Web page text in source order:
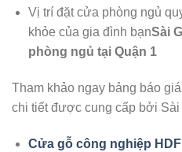
Vị trí đặt cửa phòng ngủ
khỏe của gia đình bạnSài
phòng ngủ tại Quận 1
Tham khảo ngay bảng báo
chi tiết được cung cấp bởi Sài
Cửa gỗ công nghiệp HDF